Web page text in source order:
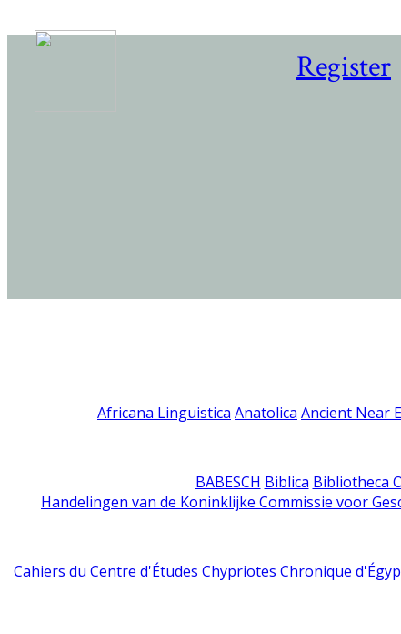
Register
Africana Linguistica Anatolica Ancient Near
BABESCH Biblica Bibliotheca
Handelingen van de Koninklijke Commissie voor
Cahiers du Centre d'Études Chypriotes Chronique